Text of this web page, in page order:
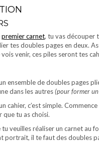
premier carnet, tu vas découper
tes doubles pages en deux.
venir, ces piles seront tes
ensemble de doubles pages
dans les autres(pour former
cahier, c’est simple.
tu as choisi.
veuilles réaliser un carnet au
portrait, il te faut des doubles